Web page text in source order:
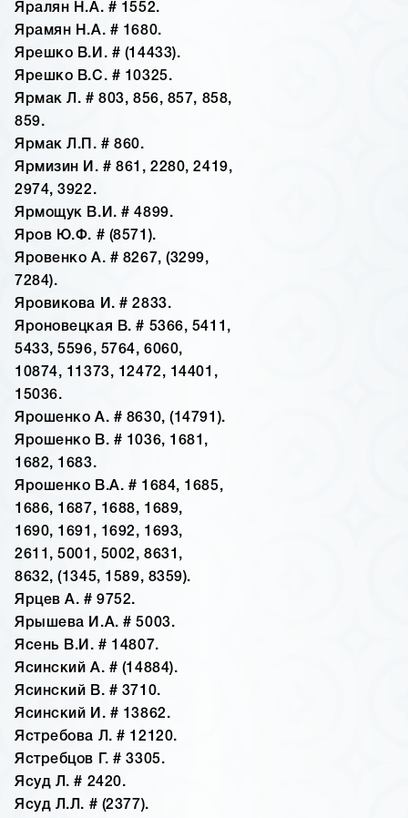
Яралян Н.А. # 1552.
Ярамян Н.А. # 1680.
Ярешко В.И. # (14433).
Ярешко В.С. # 10325.
Ярмак Л. # 803, 856, 857, 858,
859.
Ярмак Л.П. # 860.
Ярмизин И. # 861, 2280, 2419,
2974, 3922.
Ярмощук В.И. # 4899.
Яров Ю.Ф. # (8571).
Яровенко А. # 8267, (3299,
7284).
Яровикова И. # 2833.
Яроновецкая В. # 5366, 5411,
5433, 5596, 5764, 6060,
10874, 11373, 12472, 14401,
15036.
Ярошенко А. # 8630, (14791).
Ярошенко В. # 1036, 1681,
1682, 1683.
Ярошенко В.А. # 1684, 1685,
1686, 1687, 1688, 1689,
1690, 1691, 1692, 1693,
2611, 5001, 5002, 8631,
8632, (1345, 1589, 8359).
Ярцев А. # 9752.
Ярышева И.А. # 5003.
Ясень В.И. # 14807.
Ясинский А. # (14884).
Ясинский В. # 3710.
Ясинский И. # 13862.
Ястребова Л. # 12120.
Ястребцов Г. # 3305.
Ясуд Л. # 2420.
Ясуд Л.Л. # (2377).